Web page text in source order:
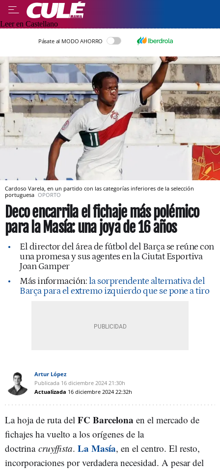
Leer en Castellano
Pásate al MODO AHORRO
Cardoso Varela, en un partido con las categorías inferiores de la selección
portuguesa OPORTO
Deco encarrila el fichaje más polémico
para la Masía: una joya de 16 años
El director del área de fútbol del Barça se reúne con
una promesa y sus agentes en la Ciutat Esportiva
Joan Gamper
Más información: la sorprendente alternativa del
Barça para el extremo izquierdo que se pone a tiro
Artur López
Publicada 16 diciembre 2024 21:30h
Actualizada 16 diciembre 2024 22:32h
La hoja de ruta del FC Barcelona en el mercado de
fichajes ha vuelto a los orígenes de la
doctrina cruyffista. La Masía, en el centro. El resto,
incorporaciones por verdadera necesidad. A pesar del